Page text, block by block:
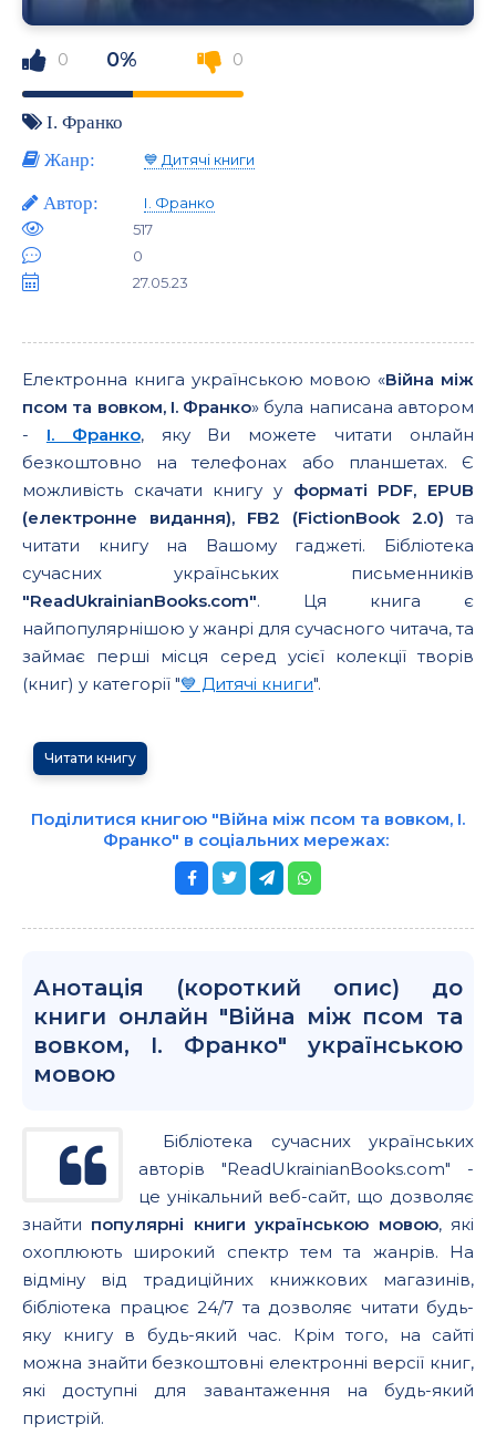
0 0% 0
І. Франко
Жанр:
💙 Дитячі книги
Автор:
І. Франко
517
0
27.05.23
Електронна книга українською мовою «Війна між
псом та вовком, І. Франко» була написана автором
- І. Франко, яку Ви можете читати онлайн
безкоштовно на телефонах або планшетах. Є
можливість скачати книгу у форматі PDF, EPUB
(електронне видання), FB2 (FictionBook 2.0) та
читати книгу на Вашому гаджеті. Бібліотека
сучасних українських письменників
"ReadUkrainianBooks.com". Ця книга є
найпопулярнішою у жанрі для сучасного читача, та
займає перші місця серед усієї колекції творів
(книг) у категорії "💙 Дитячі книги".
Читати книгу
Поділитися книгою "Війна між псом та вовком, І.
Франко" в соціальних мережах:
Анотація (короткий опис) до
книги онлайн "Війна між псом та
вовком, І. Франко" українською
мовою
Бібліотека сучасних українських
авторів "ReadUkrainianBooks.com" -
це унікальний веб-сайт, що дозволяє
знайти популярні книги українською мовою, які
охоплюють широкий спектр тем та жанрів. На
відміну від традиційних книжкових магазинів,
бібліотека працює 24/7 та дозволяє читати будь-
яку книгу в будь-який час. Крім того, на сайті
можна знайти безкоштовні електронні версії книг,
які доступні для завантаження на будь-який
пристрій.